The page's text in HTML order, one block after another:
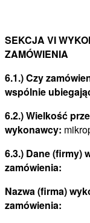
SEKCJA VI
ZAMÓWIENIA
6.1.) Czy
wspólnie
6.2.) Wielkość
wykonawcy:
6.3.) Dane (firmy)
zamówienia:
Nazwa (firma)
zamówienia: